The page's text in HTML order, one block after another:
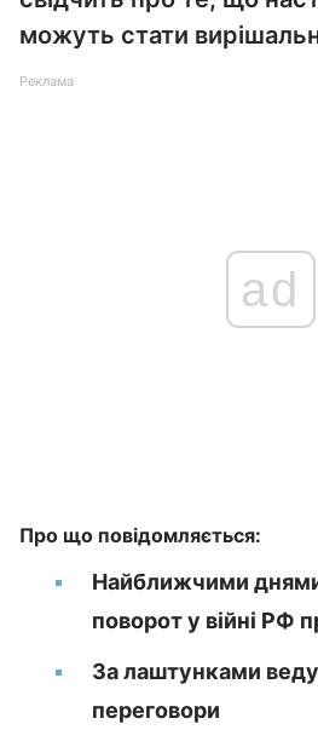
можуть стати
Реклама
ad
Про що повідомляється:
Найближчими
поворот у війні РФ
За лаштунками
переговори